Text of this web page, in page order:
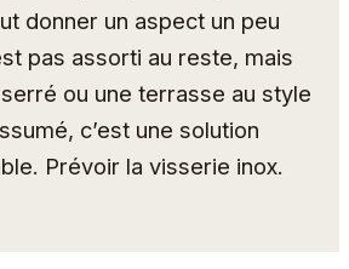
donner un aspect un peu
pas assorti au reste, mais
ou une terrasse au style
c’est une solution
Prévoir la visserie inox.